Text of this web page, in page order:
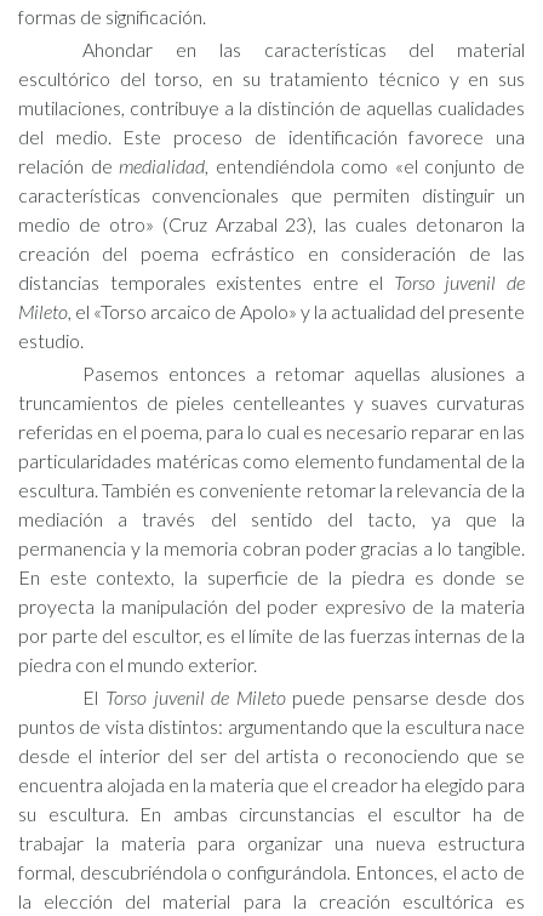
formas de significación.
Ahondar en las características del material
escultórico del torso, en su tratamiento técnico y en sus
mutilaciones, contribuye a la distinción de aquellas cualidades
del medio. Este proceso de identificación favorece una
relación de medialidad, entendiéndola como «el conjunto de
características convencionales que permiten distinguir un
medio de otro» (Cruz Arzabal 23), las cuales detonaron la
creación del poema ecfrástico en consideración de las
distancias temporales existentes entre el Torso juvenil de
Mileto, el «Torso arcaico de Apolo» y la actualidad del presente
estudio.
Pasemos entonces a retomar aquellas alusiones a
truncamientos de pieles centelleantes y suaves curvaturas
referidas en el poema, para lo cual es necesario reparar en las
particularidades matéricas como elemento fundamental de la
escultura. También es conveniente retomar la relevancia de la
mediación a través del sentido del tacto, ya que la
permanencia y la memoria cobran poder gracias a lo tangible.
En este contexto, la superficie de la piedra es donde se
proyecta la manipulación del poder expresivo de la materia
por parte del escultor, es el límite de las fuerzas internas de la
piedra con el mundo exterior.
El Torso juvenil de Miletopuede pensarse desde dos
puntos de vista distintos: argumentando que la escultura nace
desde el interior del ser del artista o reconociendo que se
encuentra alojada en la materia que el creador ha elegido para
su escultura. En ambas circunstancias el escultor ha de
trabajar la materia para organizar una nueva estructura
formal, descubriéndola o configurándola. Entonces, el acto de
la elección del material para la creación escultórica es